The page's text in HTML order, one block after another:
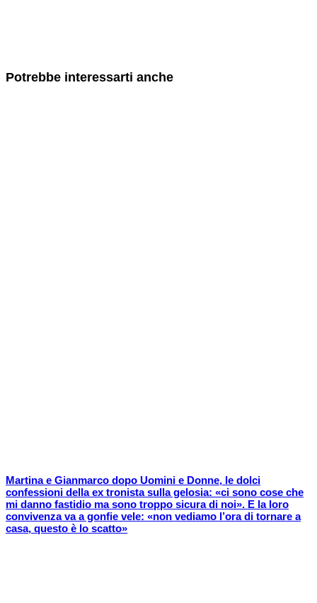
Potrebbe interessarti anche
Martina e Gianmarco dopo Uomini e Donne, le dolci
confessioni della ex tronista sulla gelosia: «ci sono cose che
mi danno fastidio ma sono troppo sicura di noi». E la loro
convivenza va a gonfie vele: «non vediamo l’ora di tornare a
casa, questo è lo scatto»